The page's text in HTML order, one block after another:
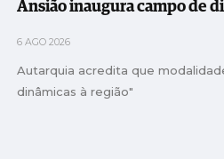
Ansião inaugura campo de
6 AGO 2026
Autarquia acredita que
dinâmicas à região"